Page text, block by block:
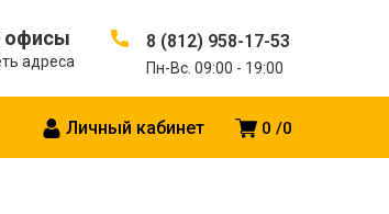
офисы
адреса
8 (812) 958-17-53
Пн-Вс. 09:00 - 19:00
0 0
Личный кабинет